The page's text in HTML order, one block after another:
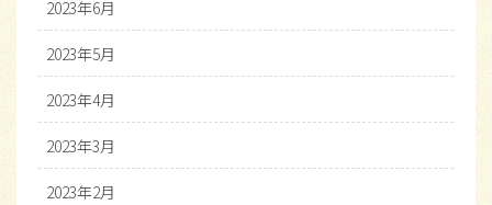
2023年6月
2023年5月
2023年4月
2023年3月
2023年2月